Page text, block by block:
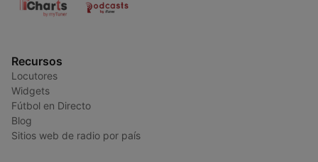
Recursos
Locutores
Widgets
Fútbol en Directo
Blog
Sitios web de radio por país